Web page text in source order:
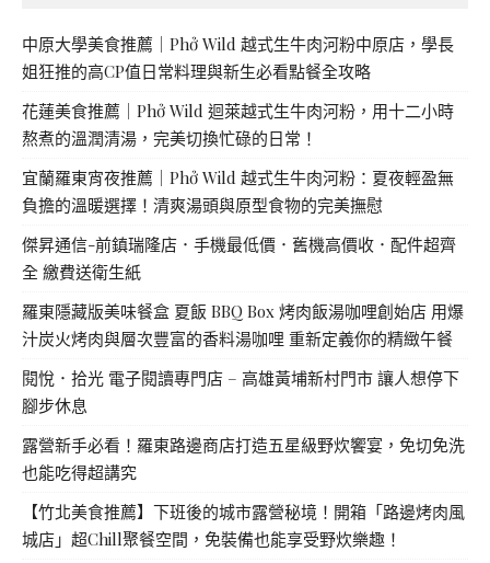
中原大學美食推薦｜Phở Wild 越式生牛肉河粉中原店，學長
姐狂推的高CP值日常料理與新生必看點餐全攻略
花蓮美食推薦｜Phở Wild 迴萊越式生牛肉河粉，用十二小時
熬煮的溫潤清湯，完美切換忙碌的日常！
宜蘭羅東宵夜推薦｜Phở Wild 越式生牛肉河粉：夏夜輕盈無
負擔的溫暖選擇！清爽湯頭與原型食物的完美撫慰
傑昇通信-前鎮瑞隆店．手機最低價．舊機高價收．配件超齊
全 繳費送衛生紙
羅東隱藏版美味餐盒 夏飯 BBQ Box 烤肉飯湯咖哩創始店 用爆
汁炭火烤肉與層次豐富的香料湯咖哩 重新定義你的精緻午餐
閱悅．拾光 電子閱讀專門店 – 高雄黃埔新村門市 讓人想停下
腳步休息
露營新手必看！羅東路邊商店打造五星級野炊饗宴，免切免洗
也能吃得超講究
【竹北美食推薦】下班後的城市露營秘境！開箱「路邊烤肉風
城店」超Chill聚餐空間，免裝備也能享受野炊樂趣！